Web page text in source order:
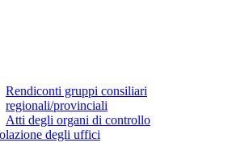
Rendiconti gruppi consiliari
regionali/provinciali
Atti degli organi di controllo
degli uffici